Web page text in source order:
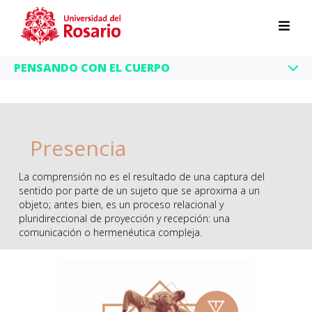
Pasar al contenido principal
PENSANDO CON EL CUERPO
Presencia
La comprensión no es el resultado de una captura del
sentido por parte de un sujeto que se aproxima a un
objeto; antes bien, es un proceso relacional y
pluridireccional de proyección y recepción: una
comunicación o hermenéutica compleja.